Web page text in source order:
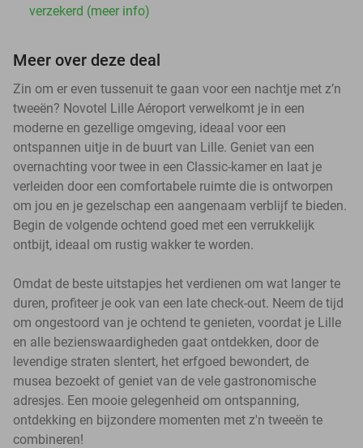
verzekerd (meer info)
Meer over deze deal
Zin om er even tussenuit te gaan voor een nachtje met z’n
tweeën? Novotel Lille Aéroport verwelkomt je in een
moderne en gezellige omgeving, ideaal voor een
ontspannen uitje in de buurt van Lille. Geniet van een
overnachting voor twee in een Classic-kamer en laat je
verleiden door een comfortabele ruimte die is ontworpen
om jou en je gezelschap een aangenaam verblijf te bieden.
Begin de volgende ochtend goed met een verrukkelijk
ontbijt, ideaal om rustig wakker te worden.
Omdat de beste uitstapjes het verdienen om wat langer te
duren, profiteer je ook van een late check-out. Neem de tijd
om ongestoord van je ochtend te genieten, voordat je Lille
en alle bezienswaardigheden gaat ontdekken, door de
levendige straten slentert, het erfgoed bewondert, de
musea bezoekt of geniet van de vele gastronomische
adresjes. Een mooie gelegenheid om ontspanning,
ontdekking en bijzondere momenten met z'n tweeën te
combineren!